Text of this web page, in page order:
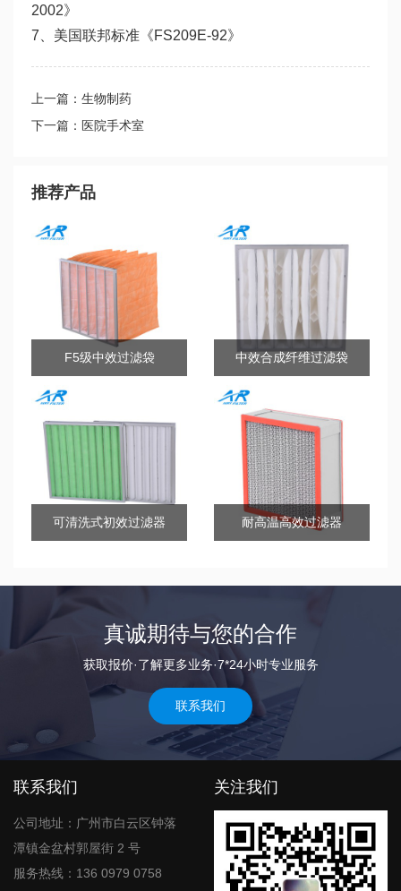
2002》
7、美国联邦标准《FS209E-92》
上一篇：生物制药
下一篇：医院手术室
推荐产品
F5级中效过滤袋 中效合成纤维过滤袋
可清洗式初效过滤器 耐高温高效过滤器
真诚期待与您的合作
获取报价·了解更多业务·7*24小时专业服务
联系我们
联系我们
公司地址：广州市白云区钟落
潭镇金盆村郭屋街 2 号
服务热线：136 0979 0758
关注我们